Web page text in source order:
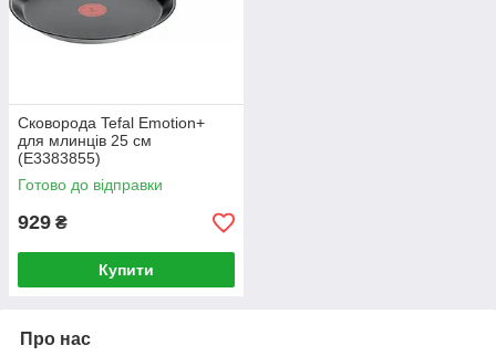
Сковорода Tefal Emotion+
для млинців 25 см
(E3383855)
Готово до відправки
929 ₴
Купити
Про нас